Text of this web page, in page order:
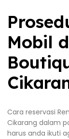
Mobil
Cara reservasi
Cikarang dalam
harus anda ikuti